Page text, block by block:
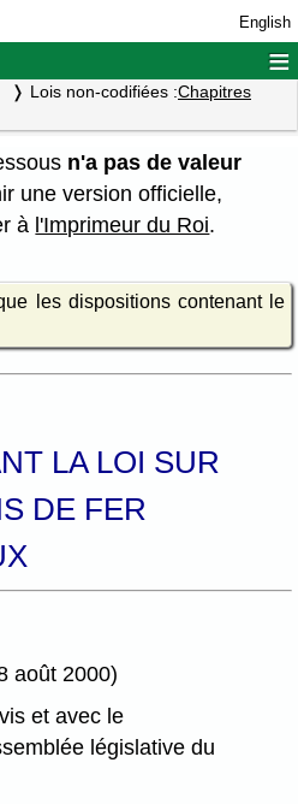
English
≡
Lois non-codifiées :Chapitres
n'a pas de valeur
une version officielle,
à l'Imprimeur du Roi.
les dispositions contenant le
LA LOI SUR
DE FER
août 2000)
et avec le
législative du